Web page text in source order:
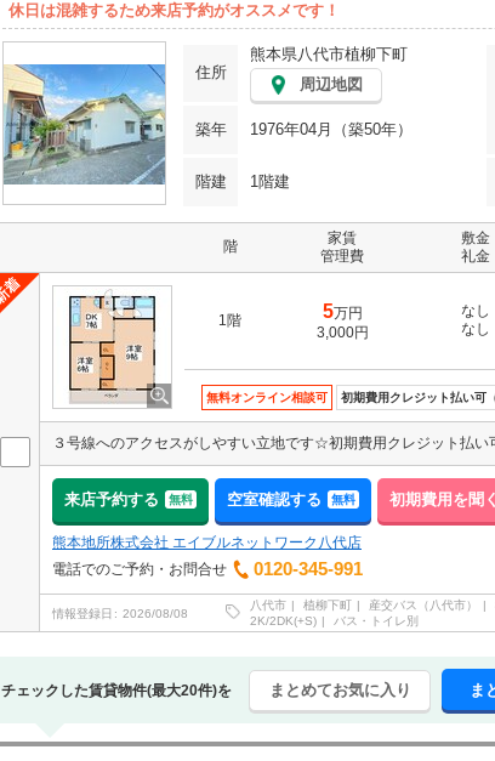
休日は混雑するため来店予約がオススメです！
住所
熊本県八代市植柳下町
周辺地図
築年 1976年04月（築50年）
階建 1階建
階
家賃
管理費
敷金
礼金
1階 5万円
3,000円
なし
なし
無料オンライン相談可 初期費用クレジット払い可
来店予約する 無料 空室確認する 無料 初期費用を聞く
熊本地所株式会社 エイブルネットワーク八代店
電話でのご予約・お問合せ
0120-345-991
情報登録日 2026/08/08
八代市 植柳下町 産交バス（八代市）
2K/2DK(+S)
バス・トイレ別
チェックした賃貸物件(最大20件)を まとめてお気に入り ま